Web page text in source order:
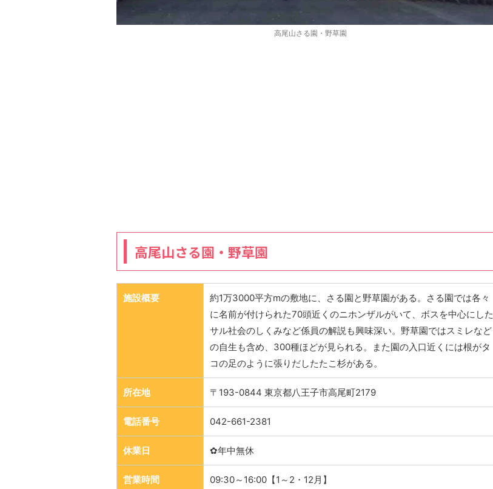
高尾山さる園・野草園
高尾山さる園・野草園
施設概要
約1万3000平方mの敷地に、さる園と野草園がある。さる園では各々
に名前が付けられた70頭近くのニホンザルがいて、ボスを中心にした
サル社会のしくみなど係員の解説も興味深い。野草園ではスミレなど
の自生も含め、300種ほどが見られる。また園の入口近くには根がタ
コの足のように張りだしたたこ杉がある。
所在地 〒193-0844 東京都八王子市高尾町2179
電話番号 042-661-2381
休業日 ✿年中無休
営業時間
09:30～16:00【1～2・12月】